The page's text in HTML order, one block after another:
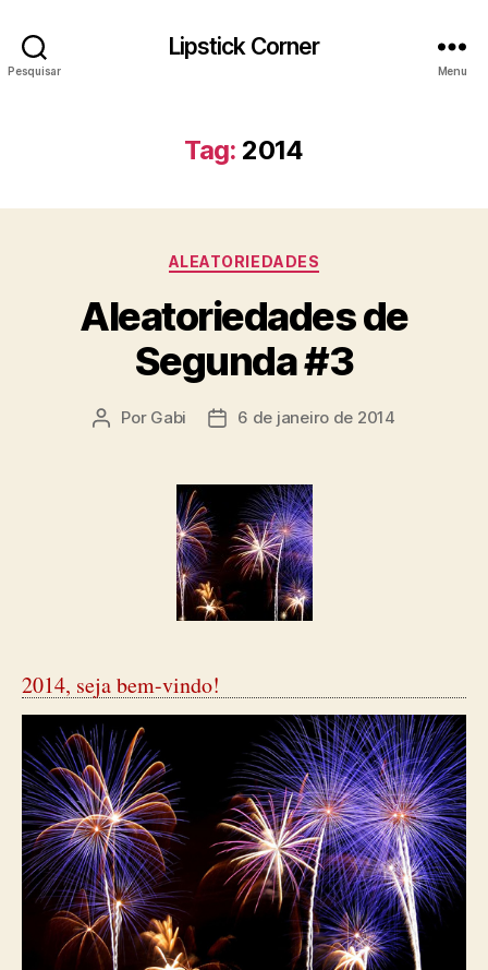
Pesquisar
Lipstick Corner
Menu
Tag: 2014
Categorias
ALEATORIEDADES
Aleatoriedades de
Segunda #3
Autor
Por Gabi
Data6 de janeiro de 2014
2014, seja bem-vindo!